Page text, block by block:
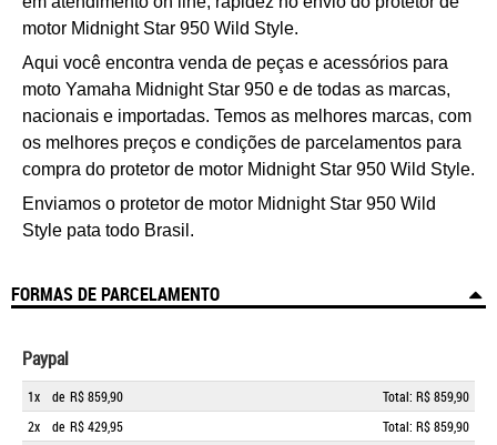
motor Midnight Star 950 Wild Style.
Aqui você encontra venda de peças e acessórios para
moto Yamaha Midnight Star 950 e de todas as marcas,
nacionais e importadas. Temos as melhores marcas, com
os melhores preços e condições de parcelamentos para
compra do protetor de motor Midnight Star 950 Wild Style.
Enviamos o protetor de motor Midnight Star 950 Wild
Style pata todo Brasil.
FORMAS DE PARCELAMENTO
Paypal
1x de R$ 859,90
Total: R$ 859,90
2x
de R$ 429,95
Total: R$ 859,90